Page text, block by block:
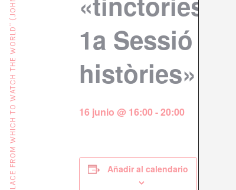
1a Sessió —
històries»
16 junio @ 16:00-20:00
Añadir al calendario